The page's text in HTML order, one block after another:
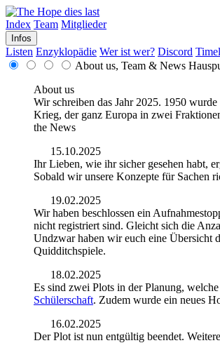
Index Team Mitglieder
Infos
Listen Enzyklopädie Wer ist wer? Discord
About us, Team & News
About us
Wir schreiben das Jahr 2025. 1950
Krieg, der ganz Europa in zwei
the News
15.10.2025
Ihr Lieben, wie ihr sicher gesehen habt,
Sobald wir unsere Konzepte für Sachen
19.02.2025
Wir haben beschlossen ein
nicht registriert sind. Gleicht sich die
Undzwar haben wir euch eine Übersicht
Quidditchspiele.
18.02.2025
Es sind zwei Plots in der Planung,
Schülerschaft. Zudem wurde ein neues
16.02.2025
Der Plot ist nun entgültig beendet.